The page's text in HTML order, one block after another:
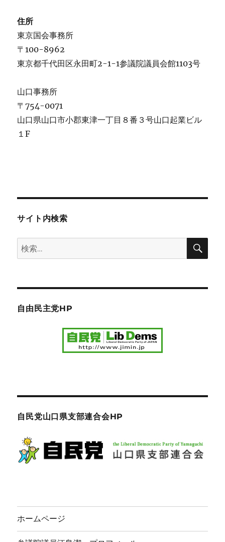
住所
東京国会事務所
〒100-8962
東京都千代田区永田町2-1-1参議院議員会館1103号
山口事務所
〒754-0071
山口県山口市小郡東津一丁目８番３号山口起業ビル
１F
サイト内検索
検
索:
検
自由民主党HP
自民党山口県支部連合会HP
ホームページ